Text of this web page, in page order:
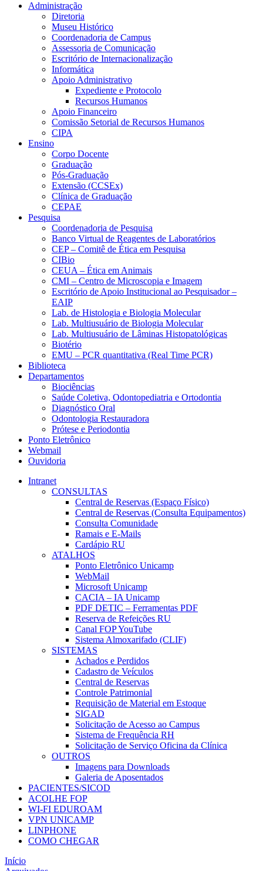
Administração
Diretoria
Museu Histórico
Coordenadoria de Campus
Assessoria de Comunicação
Escritório de Internacionalização
Informática
Apoio Administrativo
Expediente e Protocolo
Recursos Humanos
Apoio Financeiro
Comissão Setorial de Recursos Humanos
CIPA
Ensino
Corpo Docente
Graduação
Pós-Graduação
Extensão (CCSEx)
Clínica de Graduação
CEPAE
Pesquisa
Coordenadoria de Pesquisa
Banco Virtual de Reagentes de Laboratórios
CEP – Comitê de Ética em Pesquisa
CIBio
CEUA – Ética em Animais
CMI – Centro de Microscopia e Imagem
Escritório de Apoio Institucional ao Pesquisador –
EAIP
Lab. de Histologia e Biologia Molecular
Lab. Multiusuário de Biologia Molecular
Lab. Multiusuário de Lâminas Histopatológicas
Biotério
EMU – PCR quantitativa (Real Time PCR)
Biblioteca
Departamentos
Biociências
Saúde Coletiva, Odontopediatria e Ortodontia
Diagnóstico Oral
Odontologia Restauradora
Prótese e Periodontia
Ponto Eletrônico
Webmail
Ouvidoria
Intranet
CONSULTAS
Central de Reservas (Espaço Físico)
Central de Reservas (Consulta Equipamentos)
Consulta Comunidade
Ramais e E-Mails
Cardápio RU
ATALHOS
Ponto Eletrônico Unicamp
WebMail
Microsoft Unicamp
CACIA – IA Unicamp
PDF DETIC – Ferramentas PDF
Reserva de Refeições RU
Canal FOP YouTube
Sistema Almoxarifado (CLIF)
SISTEMAS
Achados e Perdidos
Cadastro de Veículos
Central de Reservas
Controle Patrimonial
Requisição de Material em Estoque
SIGAD
Solicitação de Acesso ao Campus
Sistema de Frequência RH
Solicitação de Serviço Oficina da Clínica
OUTROS
Imagens para Downloads
Galeria de Aposentados
PACIENTES/SICOD
ACOLHE FOP
WI-FI EDUROAM
VPN UNICAMP
LINPHONE
COMO CHEGAR
Início